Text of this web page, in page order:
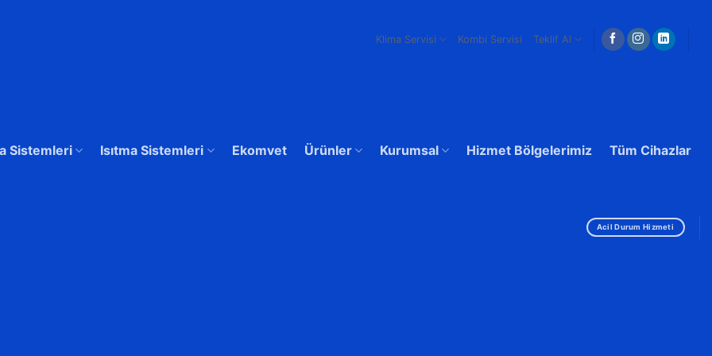
Klima Servisi Kombi Servisi Teklif Al
Sistemleri Isıtma Sistemleri Ekomvet Ürünler Kurumsal Hizmet Bölgelerimiz Tüm Cihazlar
Acil Durum Hizmeti